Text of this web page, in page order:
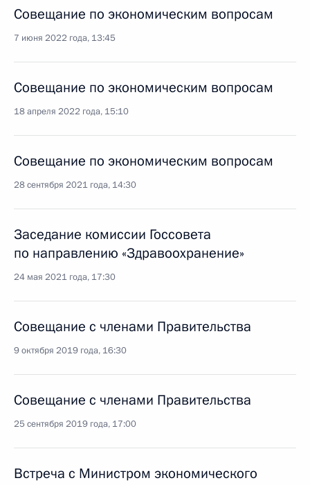
Совещание по экономическим вопросам
7 июня 2022 года, 13:45
Совещание по экономическим вопросам
18 апреля 2022 года, 15:10
Совещание по экономическим вопросам
28 сентября 2021 года, 14:30
Заседание комиссии Госсовета
по направлению «Здравоохранение»
24 мая 2021 года, 17:30
Совещание с членами Правительства
9 октября 2019 года, 16:30
Совещание с членами Правительства
25 сентября 2019 года, 17:00
Встреча с Министром экономического